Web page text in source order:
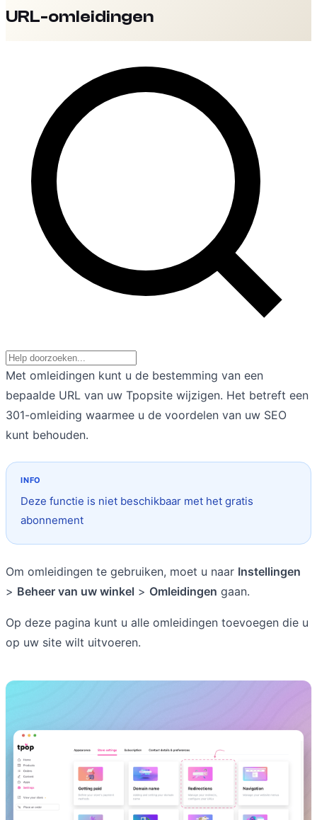
URL-omleidingen
Met omleidingen kunt u de bestemming van een
bepaalde URL van uw Tpopsite wijzigen. Het betreft een
301-omleiding waarmee u de voordelen van uw SEO
kunt behouden.
Deze functie is niet beschikbaar met het gratis
abonnement
Om omleidingen te gebruiken, moet u naar Instellingen
> Beheer van uw winkel > Omleidingen gaan.
Op deze pagina kunt u alle omleidingen toevoegen die u
op uw site wilt uitvoeren.